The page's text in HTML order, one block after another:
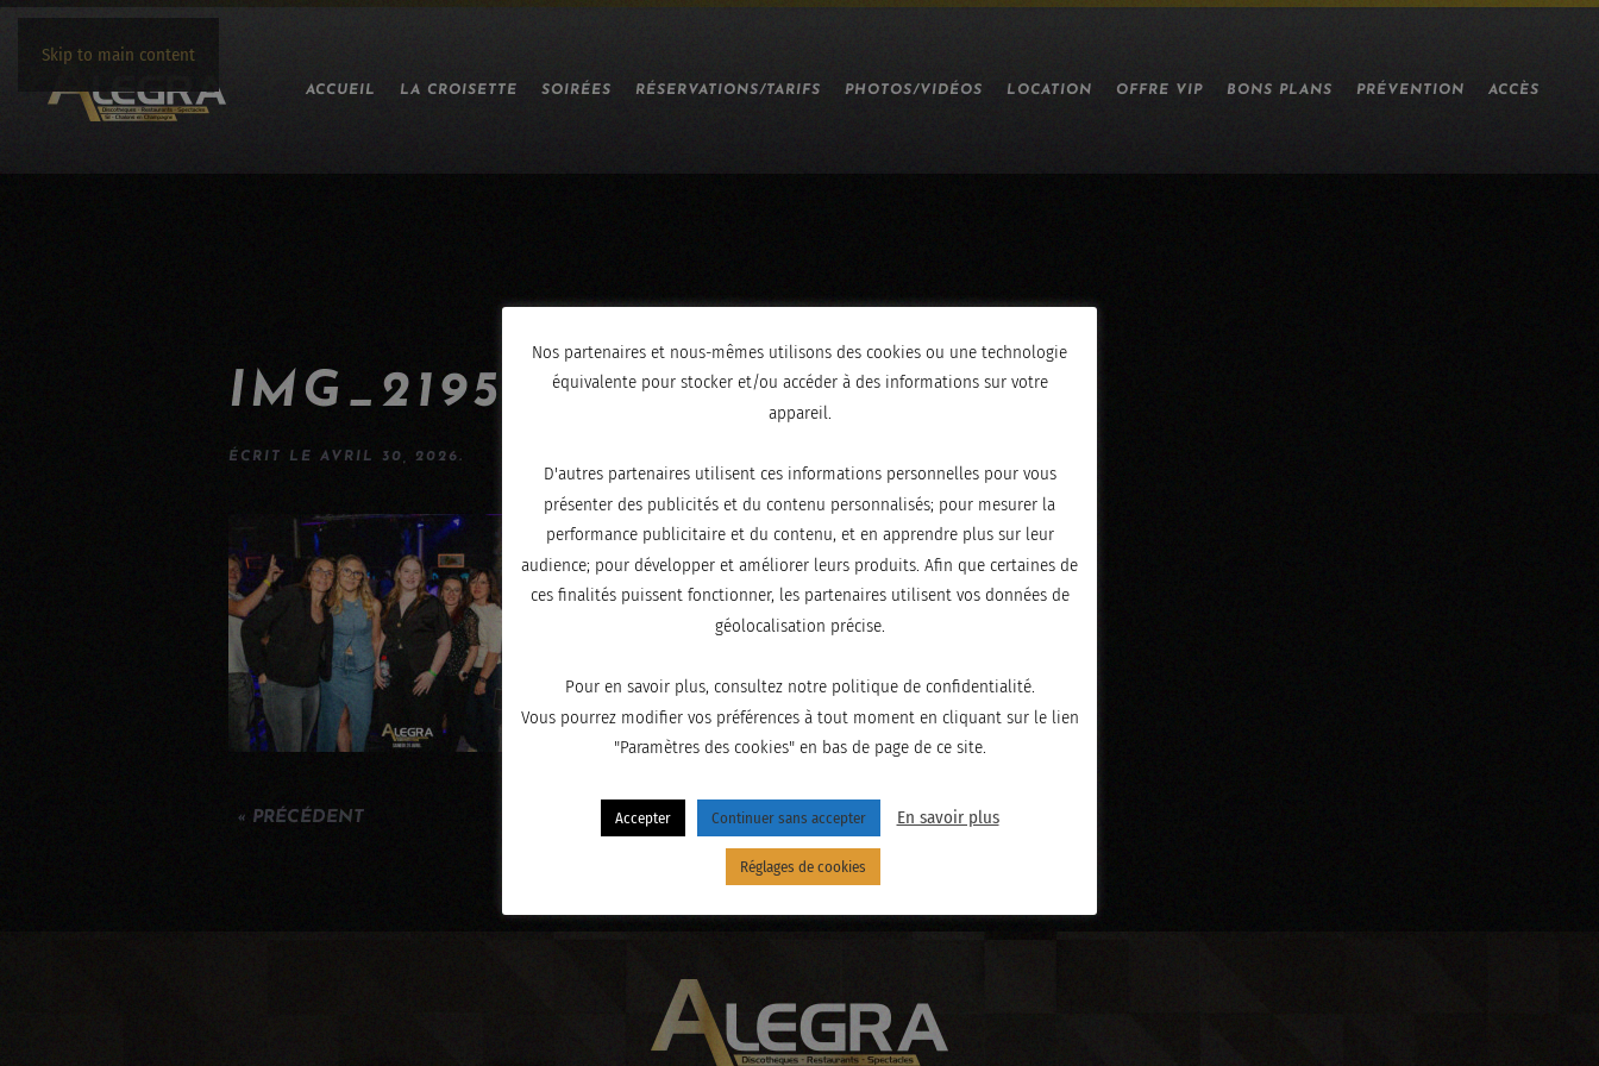
Skip to main content
ACCUEIL LA CROISETTE SOIRÉES RÉSERVATIONS/TARIFS PHOTOS/VIDÉOS LOCATION OFFRE VIP BONS PLANS PRÉVENTION ACCÈS
IMG_2195
ÉCRIT LE AVRIL 30, 2026.
« PRÉCÉDENT
Nos partenaires et nous-mêmes utilisons des cookies ou une technologie
équivalente pour stocker et/ou accéder à des informations sur votre
appareil.
D'autres partenaires utilisent ces informations personnelles pour vous
présenter des publicités et du contenu personnalisés; pour mesurer la
performance publicitaire et du contenu, et en apprendre plus sur leur
audience; pour développer et améliorer leurs produits. Afin que certaines de
ces finalités puissent fonctionner, les partenaires utilisent vos données de
géolocalisation précise.
Pour en savoir plus, consultez notre politique de confidentialité.
Vous pourrez modifier vos préférences à tout moment en cliquant sur le lien
"Paramètres des cookies" en bas de page de ce site.
Accepter Continuer sans accepter En savoir plus
Réglages de cookies